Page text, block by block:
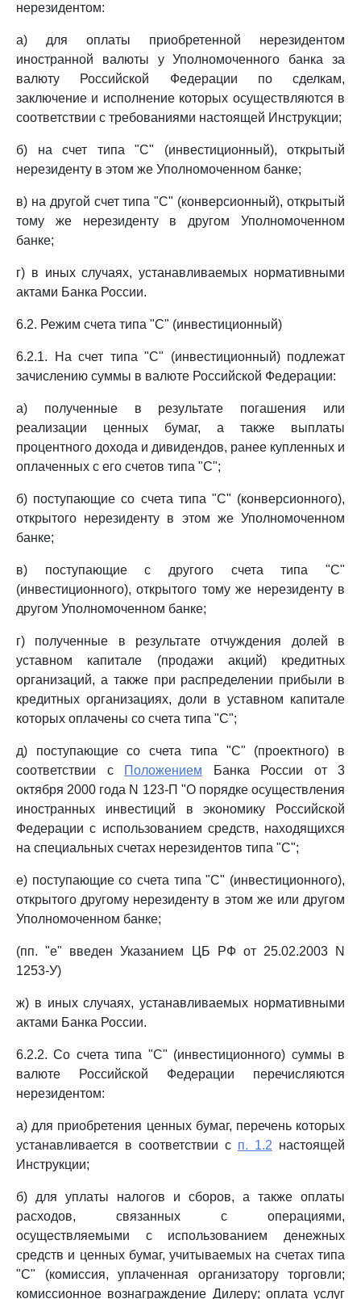
нерезидентом:
а) для оплаты приобретенной нерезидентом
иностранной валюты у Уполномоченного банка за
валюту Российской Федерации по сделкам,
заключение и исполнение которых осуществляются в
соответствии с требованиями настоящей Инструкции;
б) на счет типа "С" (инвестиционный), открытый
нерезиденту в этом же Уполномоченном банке;
в) на другой счет типа "С" (конверсионный), открытый
тому же нерезиденту в другом Уполномоченном
банке;
г) в иных случаях, устанавливаемых нормативными
актами Банка России.
6.2. Режим счета типа "С" (инвестиционный)
6.2.1. На счет типа "С" (инвестиционный) подлежат
зачислению суммы в валюте Российской Федерации:
а) полученные в результате погашения или
реализации ценных бумаг, а также выплаты
процентного дохода и дивидендов, ранее купленных и
оплаченных с его счетов типа "С";
б) поступающие со счета типа "С" (конверсионного),
открытого нерезиденту в этом же Уполномоченном
банке;
в) поступающие с другого счета типа "С"
(инвестиционного), открытого тому же нерезиденту в
другом Уполномоченном банке;
г) полученные в результате отчуждения долей в
уставном капитале (продажи акций) кредитных
организаций, а также при распределении прибыли в
кредитных организациях, доли в уставном капитале
которых оплачены со счета типа "С";
д) поступающие со счета типа "С" (проектного) в
соответствии с
Положением Банка России от 3
октября 2000 года N 123-П "О порядке осуществления
иностранных инвестиций в экономику Российской
Федерации с использованием средств, находящихся
на специальных счетах нерезидентов типа "С";
е) поступающие со счета типа "С" (инвестиционного),
открытого другому нерезиденту в этом же или другом
Уполномоченном банке;
(пп. "е" введен Указанием ЦБ РФ от 25.02.2003 N
1253-У)
ж) в иных случаях, устанавливаемых нормативными
актами Банка России.
6.2.2. Со счета типа "С" (инвестиционного) суммы в
валюте Российской Федерации перечисляются
нерезидентом:
а) для приобретения ценных бумаг, перечень которых
устанавливается в соответствии с п. 1.2 настоящей
Инструкции;
б) для уплаты налогов и сборов, а также оплаты
расходов, связанных с операциями,
осуществляемыми с использованием денежных
средств и ценных бумаг, учитываемых на счетах типа
"С" (комиссия, уплаченная организатору торговли;
комиссионное вознаграждение Дилеру; оплата услуг